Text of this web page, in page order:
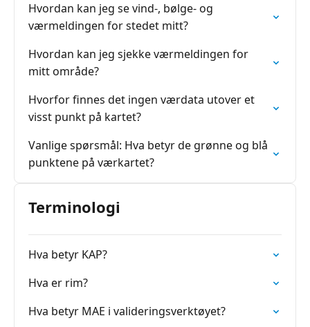
Hvordan kan jeg se vind-, bølge- og
værmeldingen for stedet mitt?
Hvordan kan jeg sjekke værmeldingen for
mitt område?
Hvorfor finnes det ingen værdata utover et
visst punkt på kartet?
Vanlige spørsmål: Hva betyr de grønne og blå
punktene på værkartet?
Terminologi
Hva betyr KAP?
Hva er rim?
Hva betyr MAE i valideringsverktøyet?